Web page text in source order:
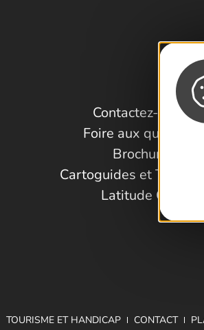
Contactez-nous !
Foire aux questions
Brochures
Cartoguides et
Latitude Gard
TOURISME ET HANDICAP CONTACT